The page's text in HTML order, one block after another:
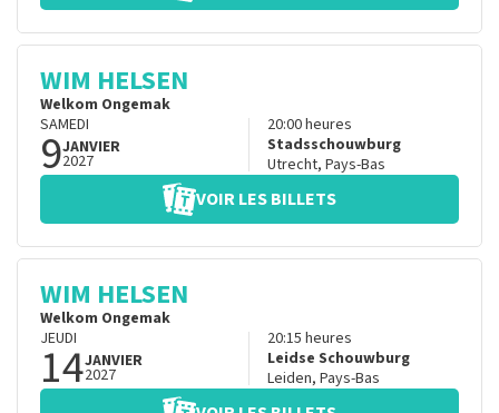
WIM HELSEN
Welkom Ongemak
SAMEDI
9JANVIER
2027
20:00heures
Stadsschouwburg
Utrecht, Pays-Bas
VOIR LES BILLETS
WIM HELSEN
Welkom Ongemak
JEUDI
14JANVIER
2027
20:15 heures
Leidse Schouwburg
Leiden, Pays-Bas